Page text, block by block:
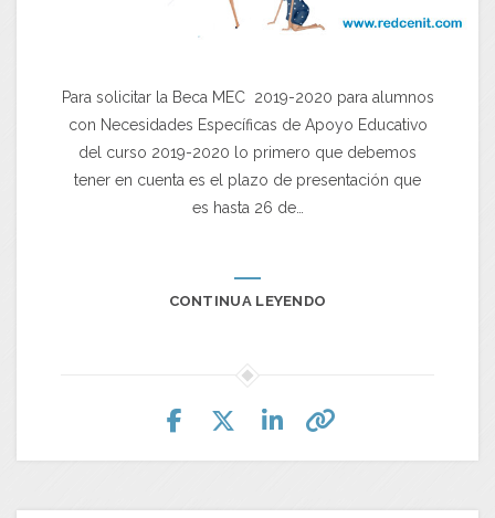
Para solicitar la Beca MEC 2019-2020 para alumnos
con Necesidades Específicas de Apoyo Educativo
del curso 2019-2020 lo primero que debemos
tener en cuenta es el plazo de presentación que
es hasta 26 de…
CONTINUA LEYENDO